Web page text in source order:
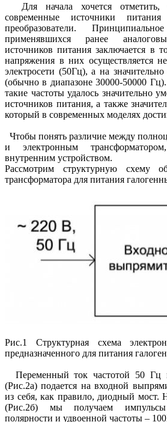
Для начала хочется отметить,
современные источники
преобразователи.
применявшихся ранее
источников питания заключается в
напряжения в них осуществляется
электросети (50Гц), а на
(обычно в диапазоне 30000-50000
такие частоты удалось значительно
источников питания, а также
который в современных моделях
Чтобы понять различие между
и электронным
внутренним устройством.
Рассмотрим структурную схему
трансформатора для питания
Рис.1 Структурная схема
предназначенного для питания
Переменный ток частотой 50 Гц
(Рис.2а) подается на входной
из себя, как правило, диодный мост.
(Рис.2б) мы получаем
полярности и удвоенной частоты –